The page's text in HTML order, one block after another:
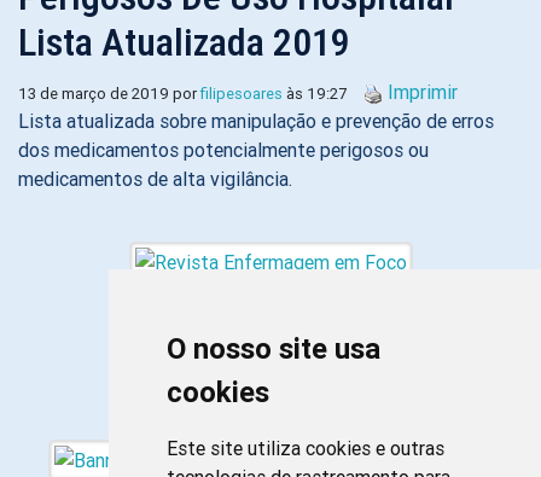
O nosso site usa
cookies
Este site utiliza cookies e outras
Lista Atualizada 2019
13 de março de 2019 porfilipesoares às 19:27
Imprimir
Lista atualizada sobre manipulação e prevenção de erros
dos medicamentos potencialmente perigosos ou
medicamentos de alta vigilância.